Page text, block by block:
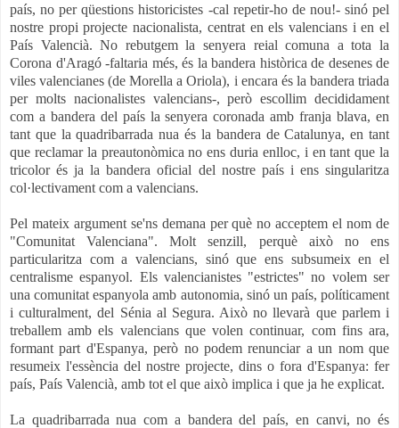
país, no per qüestions historicistes -cal repetir-ho de nou!- sinó pel
nostre propi projecte nacionalista, centrat en els valencians i en el
País Valencià. No rebutgem la senyera reial comuna a tota la
Corona d'Aragó -faltaria més, és la bandera històrica de desenes de
viles valencianes (de Morella a Oriola), i encara és la bandera triada
per molts nacionalistes valencians-, però escollim decididament
com a bandera del país la senyera coronada amb franja blava, en
tant que la quadribarrada nua és la bandera de Catalunya, en tant
que reclamar la preautonòmica no ens duria enlloc, i en tant que la
tricolor és ja la bandera oficial del nostre país i ens singularitza
col·lectivament com a valencians.
Pel mateix argument se'ns demana per què no acceptem el nom de
"Comunitat Valenciana". Molt senzill, perquè això no ens
particularitza com a valencians, sinó que ens subsumeix en el
centralisme espanyol. Els valencianistes "estrictes" no volem ser
una comunitat espanyola amb autonomia, sinó un país, políticament
i culturalment, del Sénia al Segura. Això no llevarà que parlem i
treballem amb els valencians que volen continuar, com fins ara,
formant part d'Espanya, però no podem renunciar a un nom que
resumeix l'essència del nostre projecte, dins o fora d'Espanya: fer
país, País Valencià, amb tot el que això implica i que ja he explicat.
La quadribarrada nua com a bandera del país, en canvi, no és